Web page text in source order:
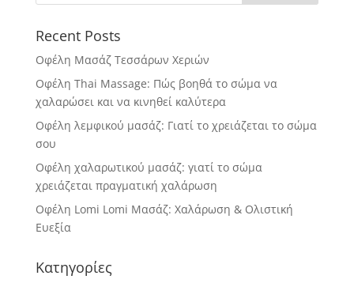
Recent Posts
Οφέλη Μασάζ Τεσσάρων Χεριών
Οφέλη Thai Massage: Πώς βοηθά το σώμα να
χαλαρώσει και να κινηθεί καλύτερα
Οφέλη λεμφικού μασάζ: Γιατί το χρειάζεται το σώμα
σου
Οφέλη χαλαρωτικού μασάζ: γιατί το σώμα
χρειάζεται πραγματική χαλάρωση
Οφέλη Lomi Lomi Μασάζ: Χαλάρωση & Ολιστική
Ευεξία
Κατηγορίες